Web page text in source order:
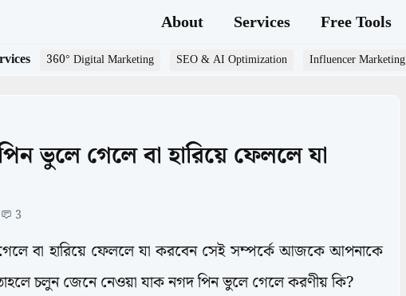
About Services Free Tools
360° Digital Marketing SEO & AI Optimization Influencer Marketing
ভুলে গেলে বা হারিয়ে ফেললে যা
3
বা হারিয়ে ফেললে যা করবেন সেই সম্পর্কে আজকে আপনাকে
তাহলে চলুন জেনে নেওয়া যাক নগদ পিন ভুলে গেলে করণীয় কি?